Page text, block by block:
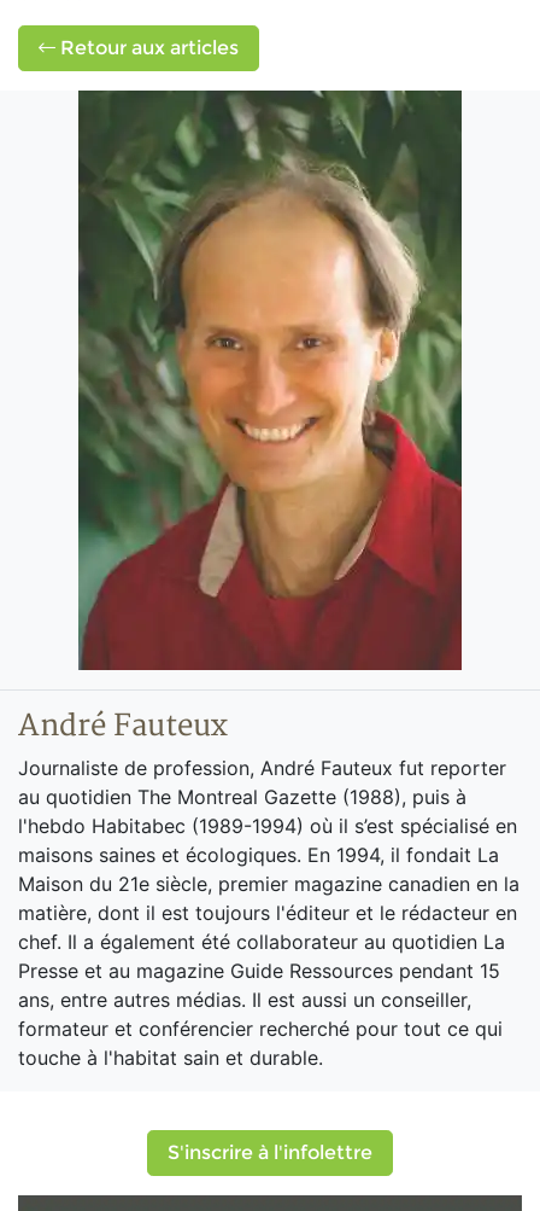
Retour aux articles
André Fauteux
Journaliste de profession, André Fauteux fut reporter
au quotidien The Montreal Gazette (1988), puis à
l'hebdo Habitabec (1989-1994) où il s’est spécialisé en
maisons saines et écologiques. En 1994, il fondait La
Maison du 21e siècle, premier magazine canadien en la
matière, dont il est toujours l'éditeur et le rédacteur en
chef. Il a également été collaborateur au quotidien La
Presse et au magazine Guide Ressources pendant 15
ans, entre autres médias. Il est aussi un conseiller,
formateur et conférencier recherché pour tout ce qui
touche à l'habitat sain et durable.
S'inscrire à l'infolettre